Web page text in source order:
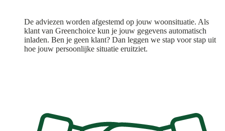
De adviezen worden afgestemd op jouw woonsituatie. Als
klant van Greenchoice kun je jouw gegevens automatisch
inladen. Ben je geen klant? Dan leggen we stap voor stap uit
hoe jouw persoonlijke situatie eruitziet.